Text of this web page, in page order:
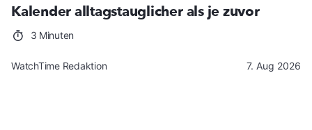
Kalender alltagstauglicher als je zuvor
3 Minuten
WatchTime Redaktion 7. Aug 2026